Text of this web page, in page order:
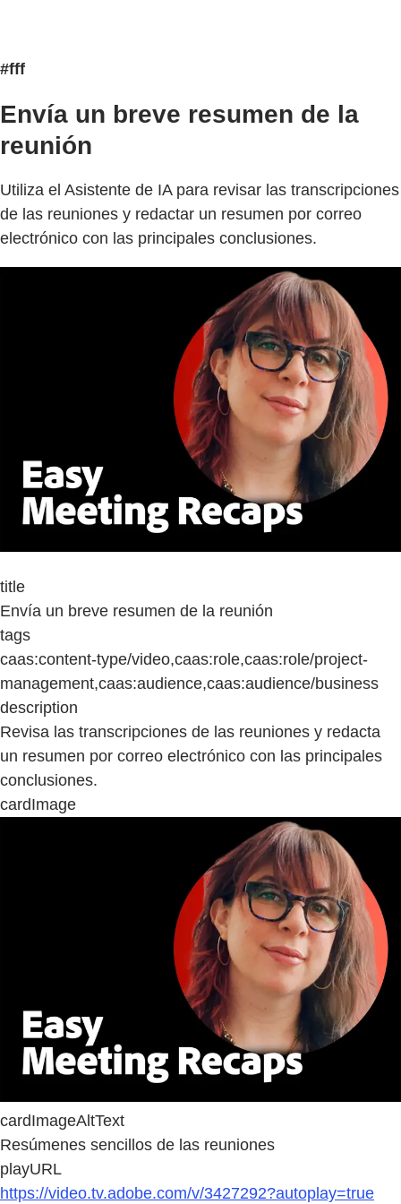
#fff
Envía un breve resumen de la
reunión
Utiliza el Asistente de IA para revisar las transcripciones
de las reuniones y redactar un resumen por correo
electrónico con las principales conclusiones.
title
Envía un breve resumen de la reunión
tags
caas:content-type/video,caas:role,caas:role/project-
management,caas:audience,caas:audience/business
description
Revisa las transcripciones de las reuniones y redacta
un resumen por correo electrónico con las principales
conclusiones.
cardImage
cardImageAltText
Resúmenes sencillos de las reuniones
playURL
https://video.tv.adobe.com/v/3427292?autoplay=true